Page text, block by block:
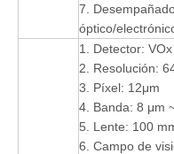
7.
óptico/
1. Detector:
2. Resolución:
3. Píxel: 12μm
4. Banda: 8 μm
5. Lente: 100
6. Campo de